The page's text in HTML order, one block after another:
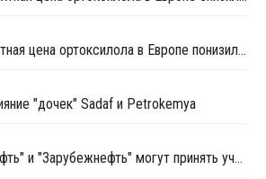
Ноябрьская контрактная цена ортоксилола в Европе понизилась на EUR5 за тонну
"дочек" Sadaf и Petrokemya
Лукойл, "Газпром нефть" и "Зарубежнефть" могут принять участие в проектах в Сирии